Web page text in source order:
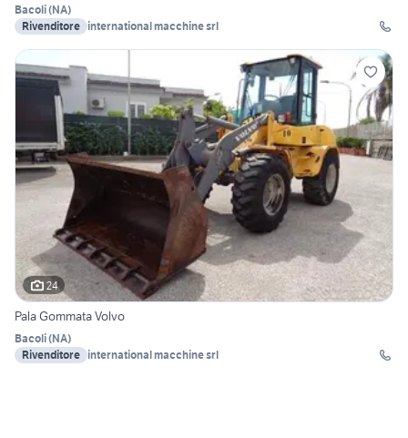
Bacoli(NA)
Rivenditore international macchine srl
24
Pala Gommata Volvo
Bacoli(NA)
Rivenditore international macchine srl